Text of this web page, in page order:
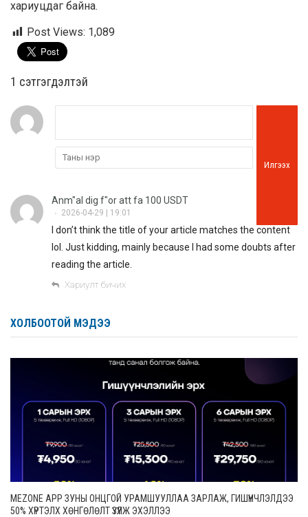
хариуцдаг байна.
Post Views: 1,089
1 сэтгэгдэлтэй
Илгээх
Anm"al dig f"or att fa 100 USDT
• 2026-04-29 | 19:01
I don’t think the title of your article matches the content
lol. Just kidding, mainly because I had some doubts after
reading the article.
Хариулт бичих
ХОЛБООТОЙ МЭДЭЭ
MEZONE APP ЗУНЫ ОНЦГОЙ УРАМШУУЛЛАА ЗАРЛАЖ, ГИШҮҮНЧЛЭЛДЭЭ
50% ХҮРТЭЛХ ХӨНГӨЛӨЛТ ҮЗҮҮЛЖ ЭХЭЛЛЭЭ